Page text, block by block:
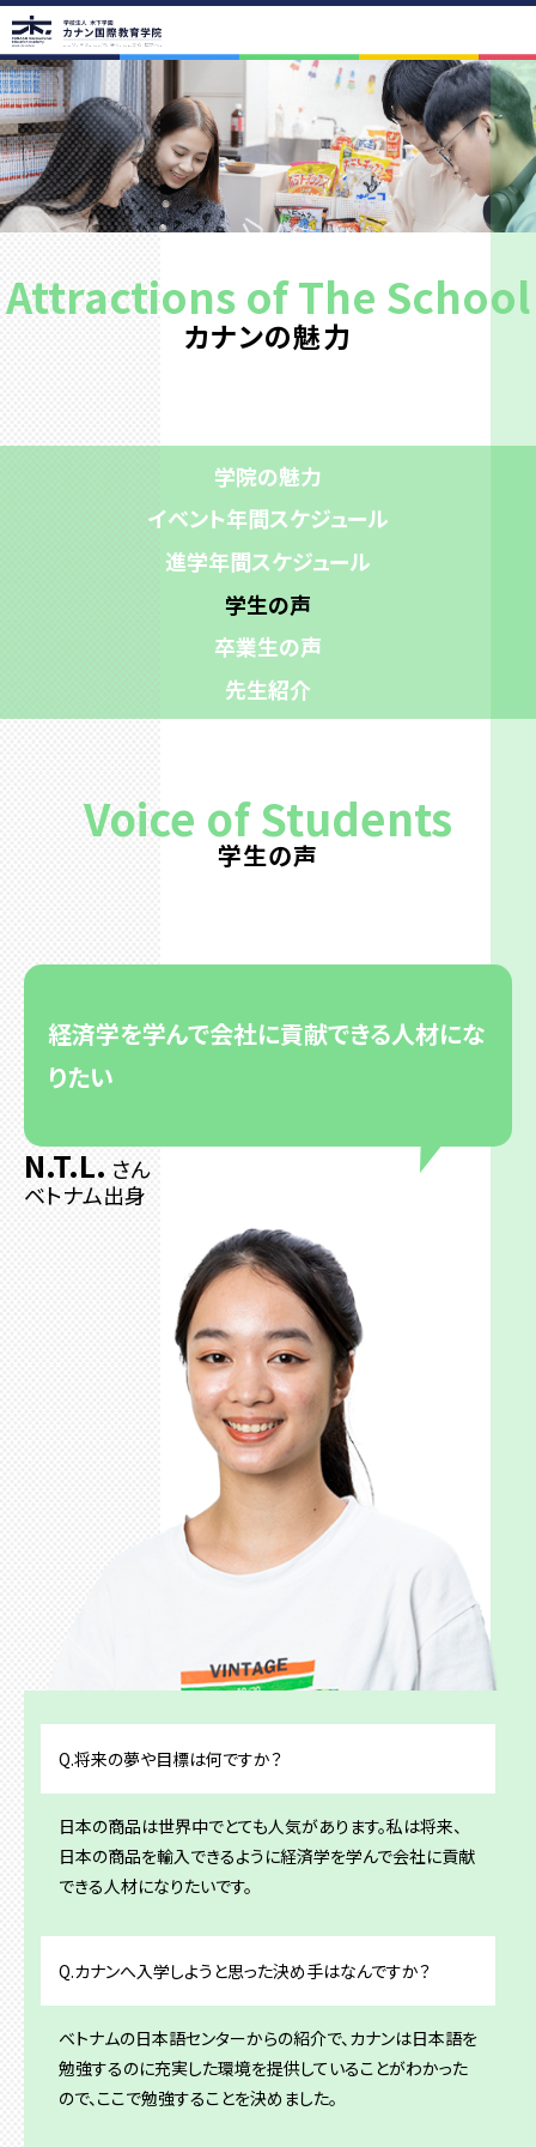
学院案内
学院の教育理念 代表挨拶・学院概要
アクセス
アクセス 路線図 校舎紹介 学校周辺
学院の魅力 イベント年間スケジュール
進学年間スケジュール
卒業生の声 先生紹介
学費一覧 お支払いについて
各種資料
Attractions of The School
カナンの魅力
学院の魅力
イベント年間スケジュール
進学年間スケジュール
学生の声
卒業生の声
先生紹介
Voice of Students
学生の声
経済学を学んで会社に貢献できる人材にな
りたい
N.T.L. さん
ベトナム出身
Q.将来の夢や目標は何ですか？
日本の商品は世界中でとても人気があります。私は将来、
日本の商品を輸入できるように経済学を学んで会社に貢献
できる人材になりたいです。
Q.カナンへ入学しようと思った決め手はなんですか？
ベトナムの日本語センターからの紹介で、カナンは日本語を
勉強するのに充実した環境を提供していることがわかった
ので、ここで勉強することを決めました。